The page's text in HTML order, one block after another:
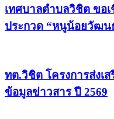
เทศบาลตำบลวิชิต ขอ
ประกวด “หนูน้อยวัฒน
ทต.วิชิต โครงการส่งเ
ข้อมูลข่าวสาร ปี 2569